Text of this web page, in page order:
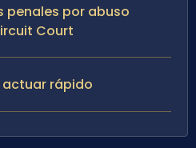
penales por abuso
Court
rápido